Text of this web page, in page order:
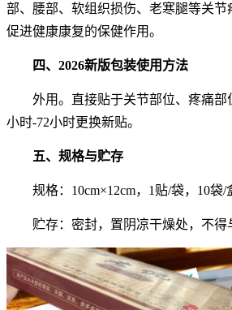
部、腰部、软组织损伤、老寒腿等关节
促进健康康复的保健作用。
四、2026新版包装使用方法
外用。直接贴于关节部位、疼痛部
小时‑72小时更换新贴。
五、规格与贮存
规格：10cm×12cm，1贴/袋，10袋/
贮存：密封，置阴凉干燥处，不得